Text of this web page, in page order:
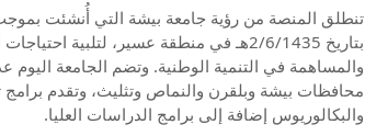
بتاريخ 2/6/1435هـ في منطقة عسير، لتلبية
والمساهمة في التنمية الوطنية. وتضم الجامعة اليوم
محافظات بيشة وبلقرن والنماص وتثليث، وتقدم برامج
والبكالوريوس إضافة إلى برامج الدراسات العليا.